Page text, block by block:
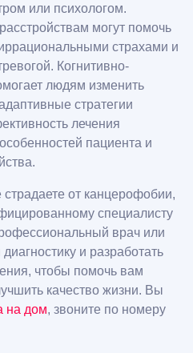
или психологом.
могут помочь
страхами и
Когнитивно-
людям изменить
стратегии
лечения
пациента и
от канцерофобии,
специалисту
врач или
и разработать
чтобы помочь вам
качество жизни. Вы
на дом, звоните по номеру